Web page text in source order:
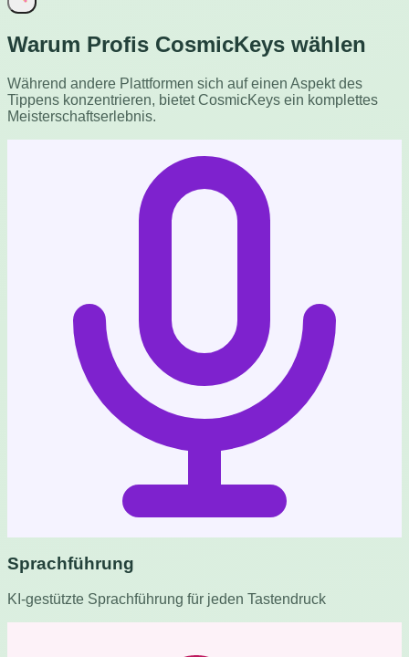
Warum Profis CosmicKeys wählen
Während andere Plattformen sich auf einen Aspekt des
Tippens konzentrieren, bietet CosmicKeys ein komplettes
Meisterschaftserlebnis.
Sprachführung
KI-gestützte Sprachführung für jeden Tastendruck